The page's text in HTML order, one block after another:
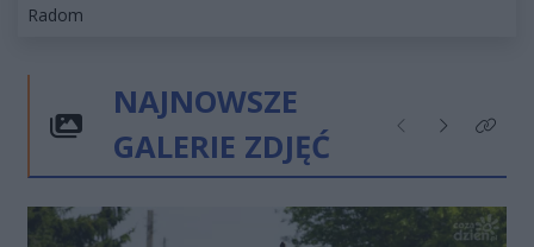
Kategorie artykułu:
Radom
NAJNOWSZE
GALERIE ZDJĘĆ
Poprzednie
NastępneKliknij